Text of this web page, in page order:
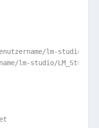
lm-studio
lm-studio/